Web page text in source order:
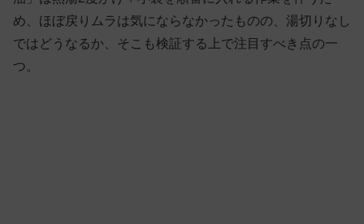
め、ほぼ戻りムラは気にならなかったものの、湯切りなし
ではどうなるか、そこも検証する上で注目すべき点の一
つ。